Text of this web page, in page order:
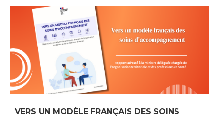
VERS UN MODÈLE FRANÇAIS DES SOINS